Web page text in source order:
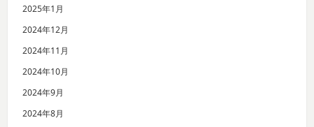
2025年1月
2024年12月
2024年11月
2024年10月
2024年9月
2024年8月